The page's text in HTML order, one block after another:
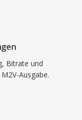
LPCM-
Bitrate und
Ausgabe.